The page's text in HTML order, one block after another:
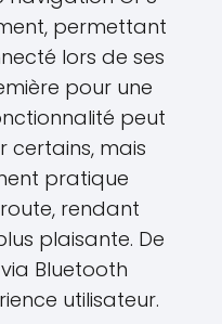
permettant
lors de ses
pour une
peut
certains, mais
pratique
rendant
plaisante. De
Bluetooth
utilisateur.